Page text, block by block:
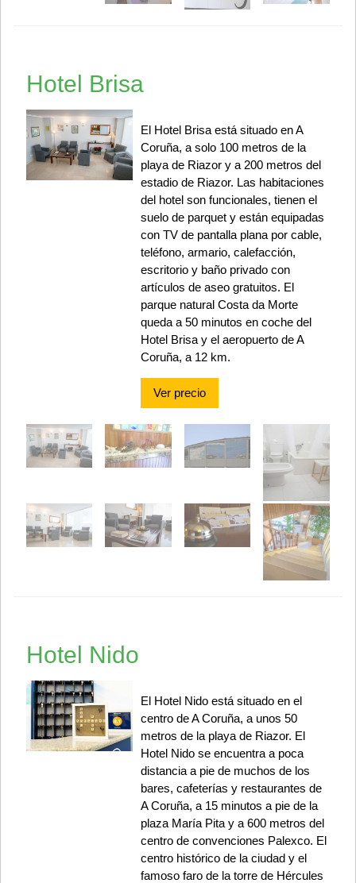
Hotel Brisa
El Hotel Brisa está situado en A
Coruña, a solo 100 metros de la
playa de Riazor y a 200 metros del
estadio de Riazor. Las habitaciones
del hotel son funcionales, tienen el
suelo de parquet y están equipadas
con TV de pantalla plana por cable,
teléfono, armario, calefacción,
escritorio y baño privado con
artículos de aseo gratuitos. El
parque natural Costa da Morte
queda a 50 minutos en coche del
Hotel Brisa y el aeropuerto de A
Coruña, a 12 km.
Ver precio
Hotel Nido
El Hotel Nido está situado en el
centro de A Coruña, a unos 50
metros de la playa de Riazor. El
Hotel Nido se encuentra a poca
distancia a pie de muchos de los
bares, cafeterías y restaurantes de
A Coruña, a 15 minutos a pie de la
plaza María Pita y a 600 metros del
centro de convenciones Palexco. El
centro histórico de la ciudad y el
famoso faro de la torre de Hércules